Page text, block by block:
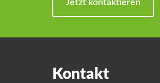
Jetzt kontaktieren
Kontakt